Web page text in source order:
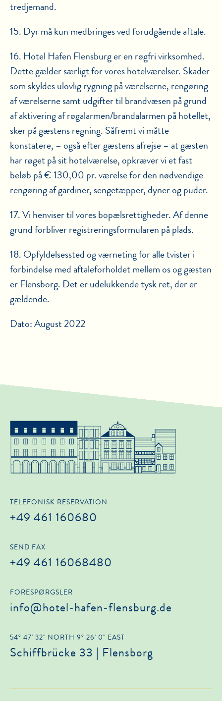
tredjemand.
15. Dyr må kun medbringes ved forudgående aftale.
16. Hotel Hafen Flensburg er en røgfri virksomhed.
Dette gælder særligt for vores hotelværelser. Skader
som skyldes ulovlig rygning på værelserne, rengøring
af værelserne samt udgifter til brandvæsen på grund
af aktivering af røgalarmen/brandalarmen på hotellet,
sker på gæstens regning. Såfremt vi måtte
konstatere, – også efter gæstens afrejse – at gæsten
har røget på sit hotelværelse, opkræver vi et fast
beløb på € 130,00 pr. værelse for den nødvendige
rengøring af gardiner, sengetæpper, dyner og puder.
17. Vi henviser til vores bopælsrettigheder. Af denne
grund forbliver registreringsformularen på plads.
18. Opfyldelsessted og værneting for alle tvister i
forbindelse med aftaleforholdet mellem os og gæsten
er Flensborg. Det er udelukkende tysk ret, der er
gældende.
Dato: August 2022
TELEFONISK RESERVATION
+49 461 160680
SEND FAX
+49 461 16068480
FORESPØRGSLER
info@hotel-hafen-flensburg.de
54° 47' 32" NORTH 9° 26' 0" EAST
Schiffbrücke 33 | Flensborg